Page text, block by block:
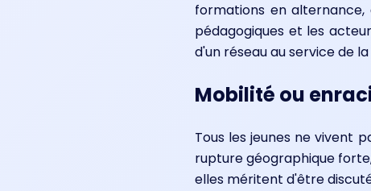
formations en alternance,
pédagogiques et les
d'un réseau au service de
Mobilité ou
Tous les jeunes ne vivent
rupture géographique
elles méritent d'être